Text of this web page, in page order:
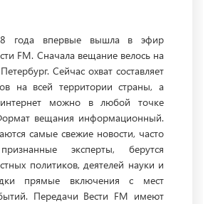
года впервые вышла в эфир
FM. Сначала вещание велось на
Сейчас охват составляет
на всей территории страны, а
можно в любой точке
вещания информационный.
самые свежие новости, часто
эксперты, берутся
политиков, деятелей науки и
прямые включения с мест
Передачи Вести FM имеют